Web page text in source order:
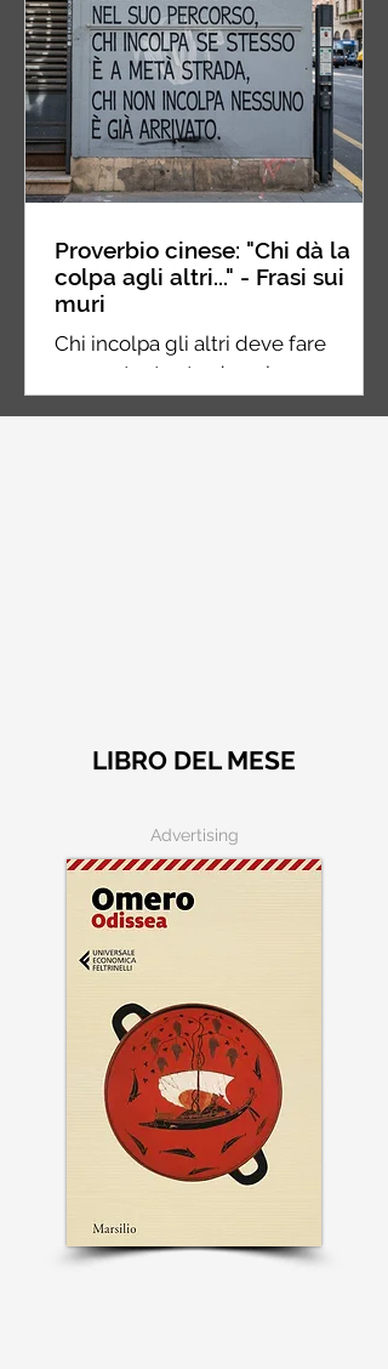
Proverbio cinese: "Chi dà la
colpa agli altri..." - Frasi sui
muri
Chi incolpa gli altri deve fare
ancora tanta strada nel suo
LIBRO DEL MESE
Advertising